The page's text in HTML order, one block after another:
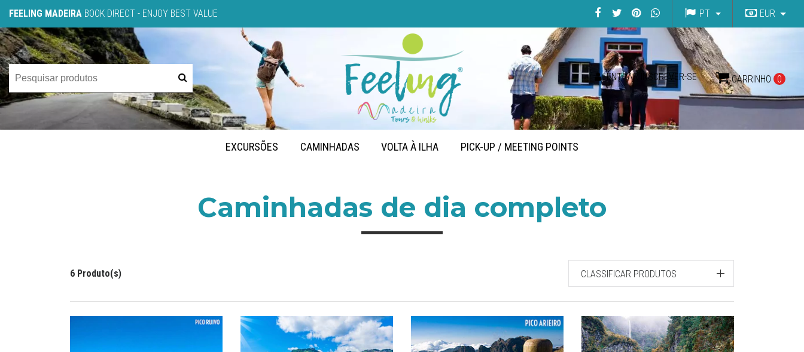
FEELING MADEIRA BOOK DIRECT - ENJOY BEST VALUE PT EUR
CARRINHO 0
ENTRAR INSCREVER-SE
EXCURSÕES CAMINHADAS VOLTA À ILHA PICK-UP / MEETING POINTS
Caminhadas de dia completo
6 Produto(s) CLASSIFICAR PRODUTOS